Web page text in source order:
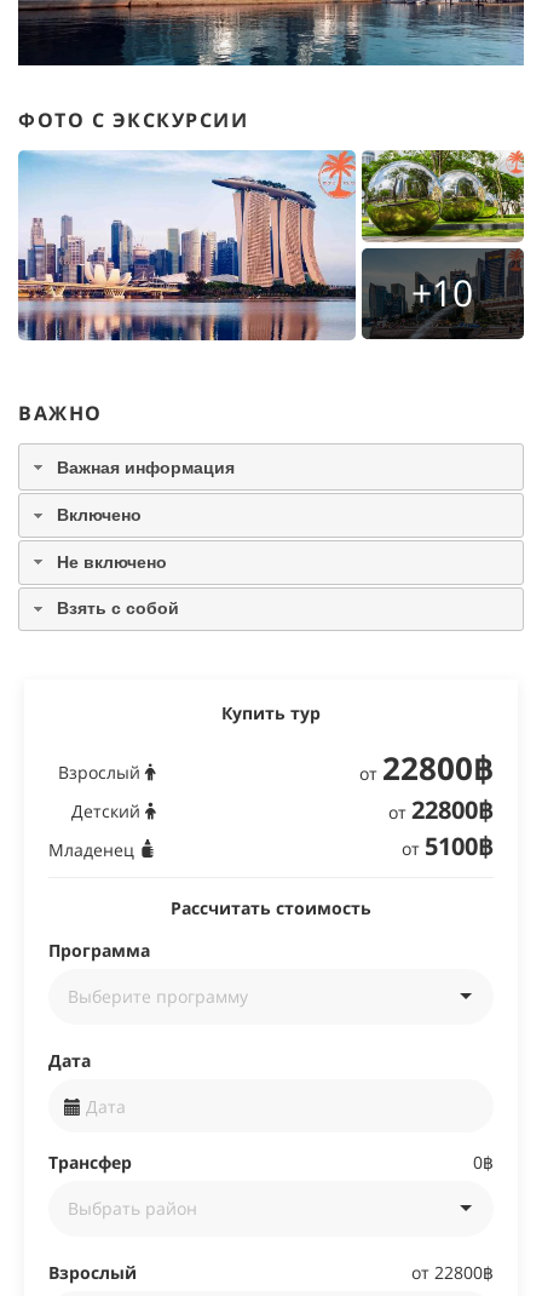
ФОТО С ЭКСКУРСИИ
+10
ВАЖНО
Важная информация
Включено
Не включено
Взять с собой
Купить тур
Взрослый
Детский
Младенец
от 22800฿
от 22800฿
от 5100฿
Рассчитать стоимость
Программа
Дата
Трансфер 0฿
Взрослый от 22800฿